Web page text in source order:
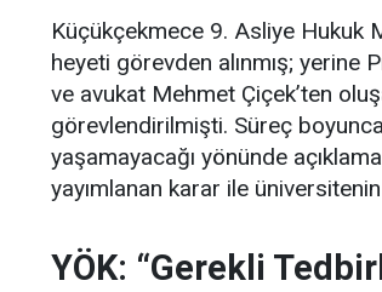
Küçükçekmece 9. Asliye Hukuk
heyeti görevden alınmış; yerine
ve avukat Mehmet Çiçek’ten
görevlendirilmişti. Süreç
yaşamayacağı yönünde
yayımlanan karar ile
YÖK: “Gerekli